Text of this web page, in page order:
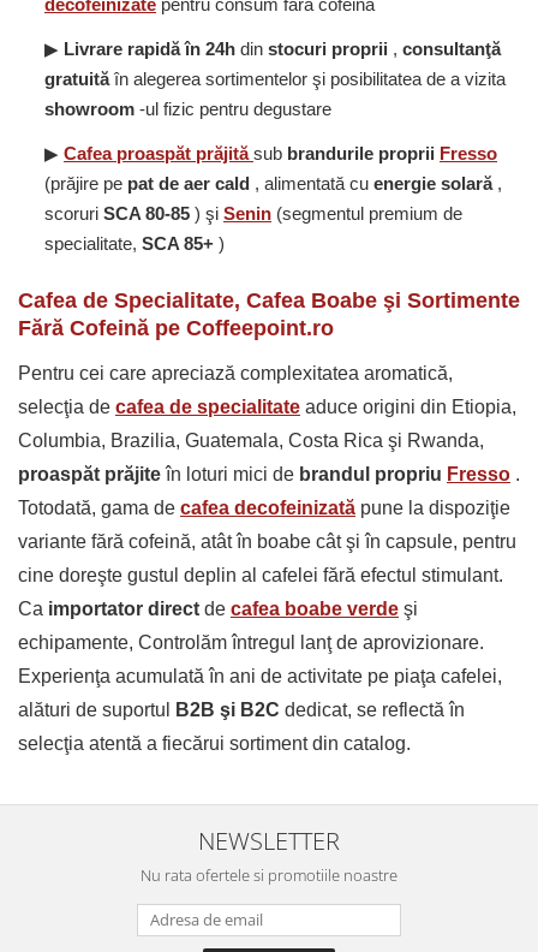
decofeinizate pentru consum fără cofeină
▶ Livrare rapidă în 24h din stocuri proprii , consultanţă
gratuităîn alegerea sortimentelor şi posibilitatea de a vizita
showroom -ul fizic pentru degustare
▶ Cafea proaspăt prăjită sub brandurile proprii Fresso
(prăjire pe pat de aer cald , alimentată cu energie solară,
scoruri SCA 80-85 ) şi Senin (segmentul premium de
specialitate, SCA 85+ )
Cafea de Specialitate, Cafea Boabe şi Sortimente
Fără Cofeină pe Coffeepoint.ro
Pentru cei care apreciază complexitatea aromatică,
selecţia de cafea de specialitate aduce origini din Etiopia,
Columbia, Brazilia, Guatemala, Costa Rica şi Rwanda,
proaspăt prăjiteîn loturi mici de brandul propriu Fresso .
Totodată, gama de cafea decofeinizată pune la dispoziţie
variante fără cofeină, atât în boabe cât şi în capsule, pentru
cine doreşte gustul deplin al cafelei fără efectul stimulant.
Ca importator direct de cafea boabe verde şi
echipamente, Controlăm întregul lanţ de aprovizionare.
Experienţa acumulată în ani de activitate pe piaţa cafelei,
alături de suportul
B2B şi B2C dedicat, se reflectă în
selecţia atentă a fiecărui sortiment din catalog.
NEWSLETTER
Nu rata ofertele si promotiile noastre